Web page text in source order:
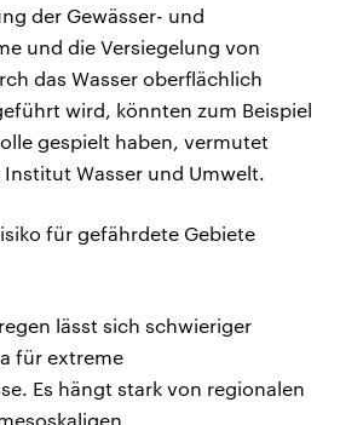
der Gewässer- und
und die Versiegelung von
das Wasser oberflächlich
wird, könnten zum Beispiel
gespielt haben, vermutet
Wasser und Umwelt.
für gefährdete Gebiete
lässt sich schwieriger
für extreme
Es hängt stark von regionalen